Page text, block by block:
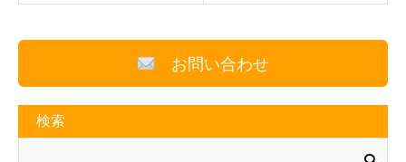
お問い合わせ
検索